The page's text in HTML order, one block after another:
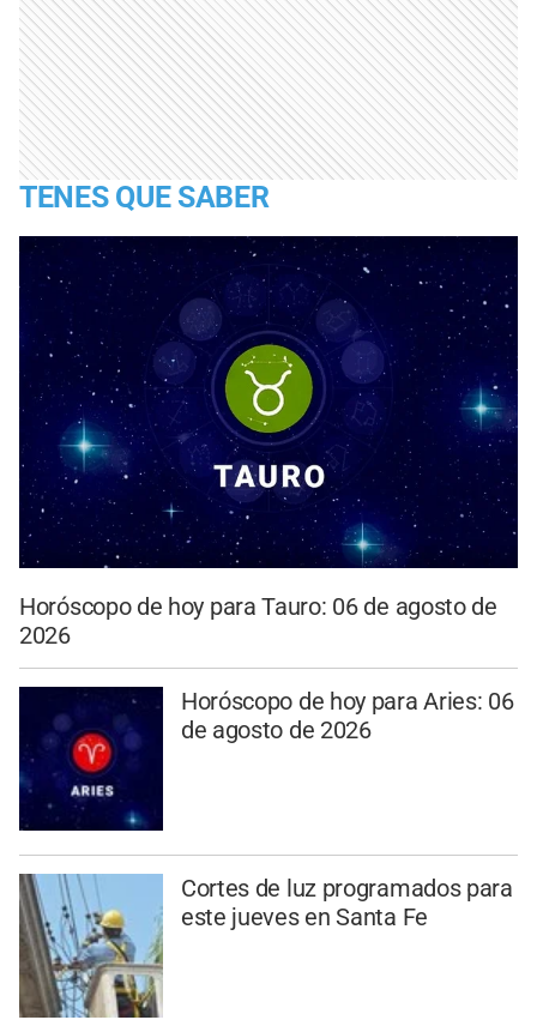
TENES QUE SABER
Horóscopo de hoy para Tauro: 06 de agosto de
2026
Horóscopo de hoy para Aries: 06
de agosto de 2026
Cortes de luz programados para
este jueves en Santa Fe